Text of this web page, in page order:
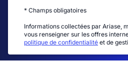
* Champs obligatoires
Informations collectées par Ariase,
vous renseigner sur les offres
politique de confidentialité et de